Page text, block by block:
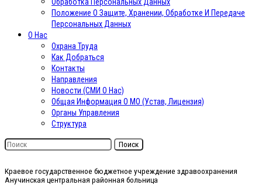
Положение О Защите, Хранении, Обработке И Передаче
Персональных Данных
О Нас
Охрана Труда
Как Добраться
Контакты
Направления
Новости (СМИ О Нас)
Общая Информация О МО (Устав, Лицензия)
Органы Управления
Структура
Поиск
Краевое государственное бюджетное учреждение здравоохранения
Анучинская центральная районная больница